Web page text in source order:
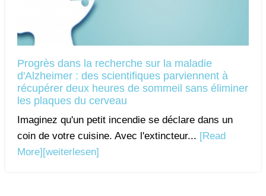
Progrès dans la recherche sur la maladie
d'Alzheimer : des scientifiques parviennent à
récupérer deux heures de sommeil sans éliminer
les plaques du cerveau
Imaginez qu'un petit incendie se déclare dans un
coin de votre cuisine. Avec l'extincteur... [Read
More][weiterlesen]